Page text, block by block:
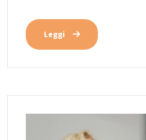
Leggi